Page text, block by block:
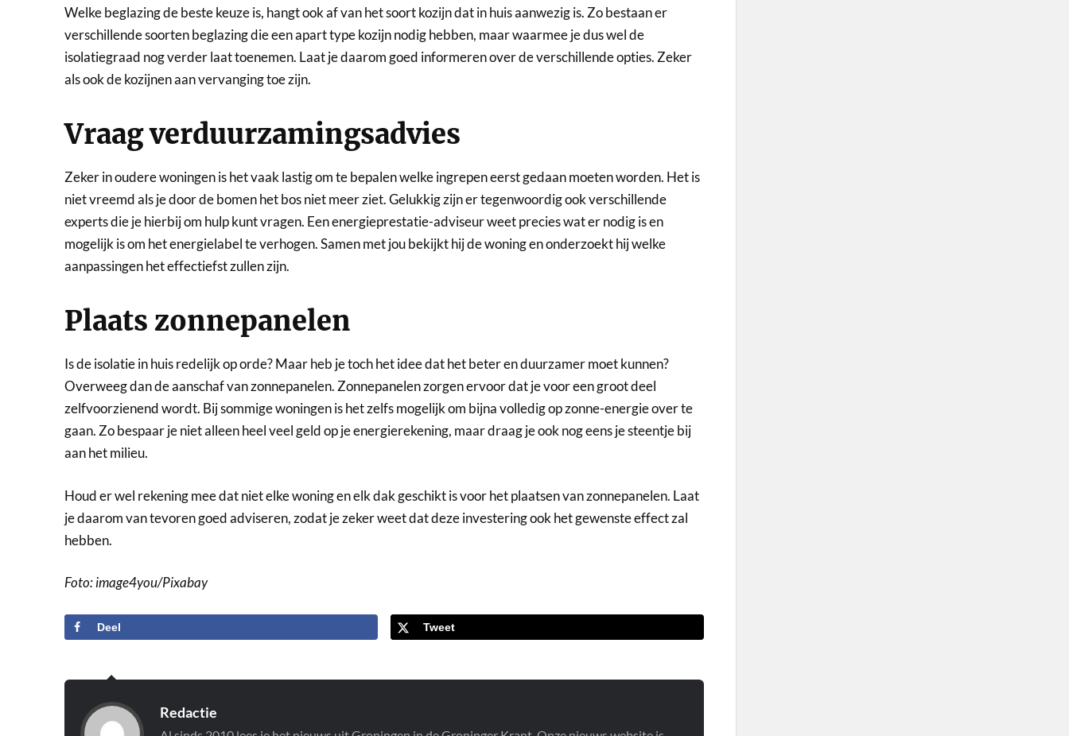
Welke beglazing de beste keuze is, hangt ook af van het soort kozijn dat in huis aanwezig is. Zo bestaan er
verschillende soorten beglazing die een apart type kozijn nodig hebben, maar waarmee je dus wel de
isolatiegraad nog verder laat toenemen. Laat je daarom goed informeren over de verschillende opties. Zeker
als ook de kozijnen aan vervanging toe zijn.
Vraag verduurzamingsadvies
Zeker in oudere woningen is het vaak lastig om te bepalen welke ingrepen eerst gedaan moeten worden. Het is
niet vreemd als je door de bomen het bos niet meer ziet. Gelukkig zijn er tegenwoordig ook verschillende
experts die je hierbij om hulp kunt vragen. Een energieprestatie-adviseur weet precies wat er nodig is en
mogelijk is om het energielabel te verhogen. Samen met jou bekijkt hij de woning en onderzoekt hij welke
aanpassingen het effectiefst zullen zijn.
Plaats zonnepanelen
Is de isolatie in huis redelijk op orde? Maar heb je toch het idee dat het beter en duurzamer moet kunnen?
Overweeg dan de aanschaf van zonnepanelen. Zonnepanelen zorgen ervoor dat je voor een groot deel
zelfvoorzienend wordt. Bij sommige woningen is het zelfs mogelijk om bijna volledig op zonne-energie over te
gaan. Zo bespaar je niet alleen heel veel geld op je energierekening, maar draag je ook nog eens je steentje bij
aan het milieu.
Houd er wel rekening mee dat niet elke woning en elk dak geschikt is voor het plaatsen van zonnepanelen. Laat
je daarom van tevoren goed adviseren, zodat je zeker weet dat deze investering ook het gewenste effect zal
hebben.
Foto: image4you/Pixabay
Deel Tweet
Redactie